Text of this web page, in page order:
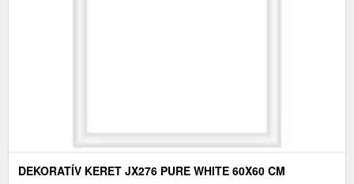
DEKORATÍV KERET JX276 PURE WHITE 60X60 CM